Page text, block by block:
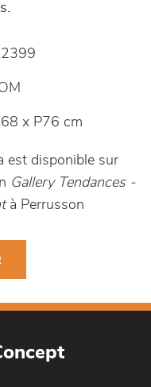
x P76 cm
est disponible sur
Gallery Tendances -
à Perrusson